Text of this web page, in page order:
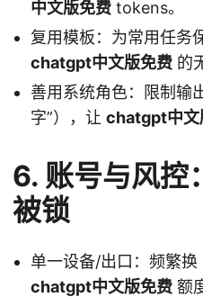
中文版免费 tokens。
复用模板：为常用任务
chatgpt中文版免费 的
善用系统角色：限制输
字”），让 chatgpt中文
6. 账号与风控
被锁
单一设备/出口：频繁
chatgpt中文版免费 额